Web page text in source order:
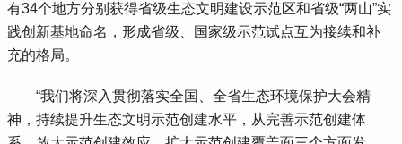
有34个地方分别获得省级生态文明建设示范区和省级“两山”实
践创新基地命名，形成省级、国家级示范试点互为接续和补
充的格局。
“我们将深入贯彻落实全国、全省生态环境保护大会精
神，持续提升生态文明示范创建水平，从完善示范创建体